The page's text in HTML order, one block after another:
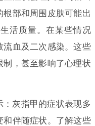
部和周围皮肤可能出
活质量。在某些情况
流血及二次感染。这些
，甚至影响了心理状
灰指甲的症状表现多
和伴随症状。了解这些